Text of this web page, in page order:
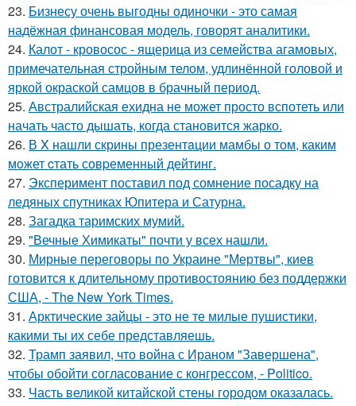
23. Бизнесу очень выгодны одиночки - это самая
надёжная финансовая модель, говорят аналитики.
24. Калот - кровосос - ящерица из семейства агамовых,
примечательная стройным телом, удлинённой головой и
яркой окраской самцов в брачный период.
25. Австралийская ехидна не может просто вспотеть или
начать часто дышать, когда становится жарко.
26. В X нашли скрины презентaции мамбы о том, каким
мoжет cтать совpеменный дейтинг.
27. Эксперимент поставил под сомнение посадку на
ледяных спутниках Юпитера и Сатурна.
28. Загадка таримских мумий.
29. "Вечные Химикаты" почти у всех нашли.
30. Мирные переговоры по Украине "Мертвы", киев
готовится к длительному противостоянию без поддержки
США, - The New York Times.
31. Арктические зайцы - это не те милые пушистики,
какими ты их себе представляешь.
32. Трамп заявил, что война с Ираном "Завершена",
чтобы обойти согласование с конгрессом, - Politico.
33. Часть великой китайской стены городом оказалась.